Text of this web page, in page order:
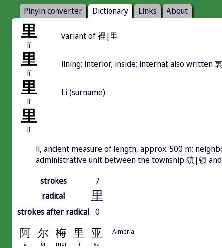
Pinyin converter Dictionary Links About
里
lǐ
variant of 裡|里
里
lǐ
lining; interior; inside; internal; also written
里
lǐ
Li (surname)
里
lǐ
li, ancient measure of length, approx. 500 m;
administrative unit between the township 鎮|镇
strokes
7
radical
里
strokes after radical 0
阿 尔 梅 里 亚
ā ěr méi lǐ yà
Almería